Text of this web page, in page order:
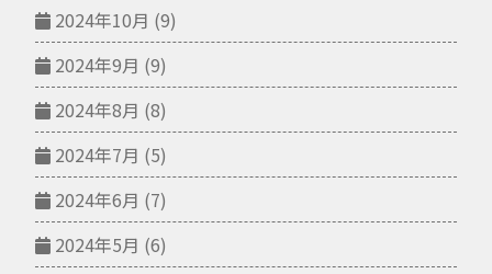
2024年10月 (9)
2024年9月 (9)
2024年8月 (8)
2024年7月 (5)
2024年6月 (7)
2024年5月 (6)